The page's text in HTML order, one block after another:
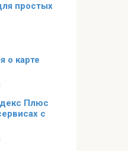
простых
о карте
Плюс
с